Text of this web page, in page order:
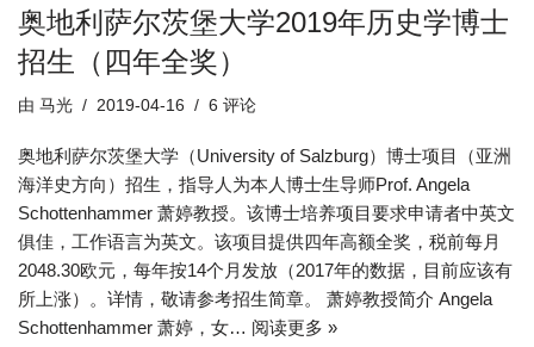
奥地利萨尔茨堡大学2019年历史学博士
招生（四年全奖）
由 马光 2019-04-16 6 评论
奥地利萨尔茨堡大学（University of Salzburg）博士项目（亚洲
海洋史方向）招生，指导人为本人博士生导师Prof. Angela
Schottenhammer 萧婷教授。该博士培养项目要求申请者中英文
俱佳，工作语言为英文。该项目提供四年高额全奖，税前每月
2048.30欧元，每年按14个月发放（2017年的数据，目前应该有
所上涨）。详情，敬请参考招生简章。 萧婷教授简介 Angela
Schottenhammer 萧婷，女… 阅读更多 »